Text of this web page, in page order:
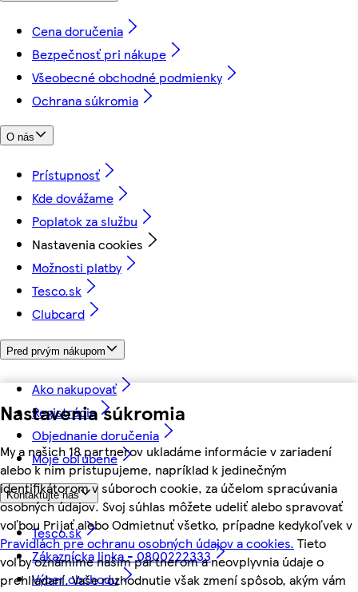
Nastavenia súkromia
My a našich 18 partnerov ukladáme informácie v zariadení
alebo k nim pristupujeme, napríklad k jedinečným
identifikátorom v súboroch cookie, za účelom spracúvania
osobných údajov. Svoj súhlas môžete udeliť alebo spravovať
voľbou Prijať alebo Odmietnuť všetko, prípadne kedykoľvek v
Pravidlách pre ochranu osobných údajov a cookies. Tieto
voľby oznámime našim partnerom a neovplyvnia údaje o
prehliadaní. Vaše rozhodnutie však zmení spôsob, akým vám
Cena doručenia
Bezpečnosť pri nákupe
Všeobecné obchodné podmienky
Ochrana súkromia
O nás
Prístupnosť
Kde dovážame
Poplatok za službu
Nastavenia cookies
Možnosti platby
Tesco.sk
Clubcard
Pred prvým nákupom
Ako nakupovať
Registrácia
Objednanie doručenia
Moje obľúbené
Kontaktujte nás
Tesco.sk
Zákaznícka linka - 0800222333
Výber obchodu